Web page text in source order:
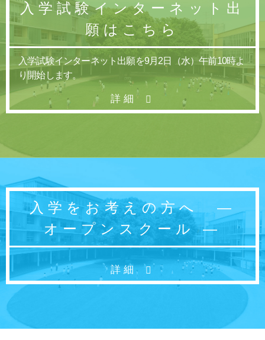
EDUCATION
教育の特色・紹介
教育課程
初等部の学習
キリスト教教育
国際交流
スクールライフ
スクールカレンダー
クラブ活動
総合活動
施設・設備紹介
制服紹介
家庭との連携
健康な学校生活への取り組み
入学試験インターネット出
願はこちら
入学試験インターネット出願を9月2日（水）午前10時よ
り開始します。
詳細
入学をお考えの方へ ―
オープンスクール ―
詳細